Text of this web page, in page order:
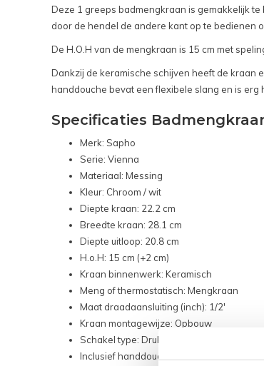
Deze 1 greeps badmengkraan is gemakkelijk
door de hendel de andere kant op te bedienen
De H.O.H van de mengkraan is 15 cm met
Dankzij de keramische schijven heeft de kraan
handdouche bevat een flexibele slang en is
Specificaties
Merk: Sapho
Serie: Vienna
Materiaal: Messing
Kleur: Chroom / wit
Diepte kraan: 22.2 cm
Breedte kraan: 28.1 cm
Diepte uitloop: 20.8 cm
H.o.H: 15 cm (+2 cm)
Kraan binnenwerk: Keramisch
Meng of thermostatisch: Mengkraan
Maat draadaansluiting (inch): 1/2'
Kraan montagewijze: Opbouw
Schakel type: Drukschakelaar met
Inclusief handdouche en doucheslang